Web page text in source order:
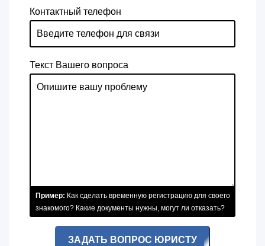
Контактный телефон
Текст Вашего вопроса
Пример: Как сделать временную регистрацию для своего
знакомого? Какие документы нужны, могут ли отказать?
ЗАДАТЬ ВОПРОС ЮРИСТУ